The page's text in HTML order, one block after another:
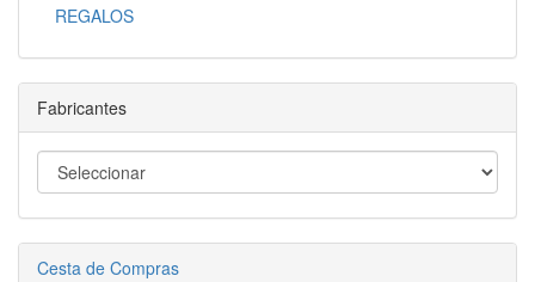
REGALOS
Fabricantes
Cesta de Compras